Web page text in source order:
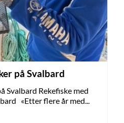
på Svalbard
Svalbard Rekefiske med
«Etter flere år med...